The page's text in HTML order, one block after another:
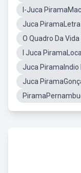
I-Juca
Juca
O Quadro Da
I Juca
Juca PiramaIndio
Juca